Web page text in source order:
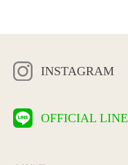
INSTAGRAM
OFFICIAL LINE